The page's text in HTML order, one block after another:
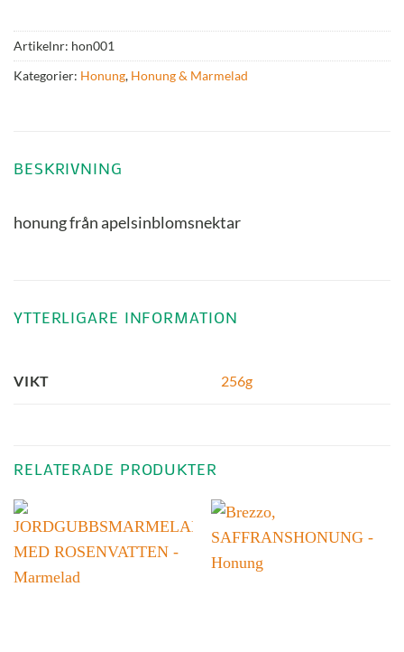
Artikelnr: hon001
Kategorier: Honung, Honung & Marmelad
BESKRIVNING
honung från apelsinblomsnektar
YTTERLIGARE INFORMATION
VIKT 256g
RELATERADE PRODUKTER